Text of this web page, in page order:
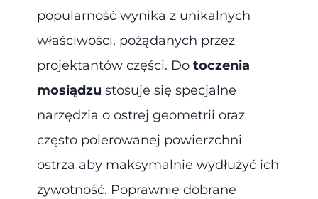
popularność wynika z unikalnych
właściwości, pożądanych przez
projektantów części. Do toczenia
mosiądzu stosuje się specjalne
narzędzia o ostrej geometrii oraz
często polerowanej powierzchni
ostrza aby maksymalnie wydłużyć ich
żywotność. Poprawnie dobrane